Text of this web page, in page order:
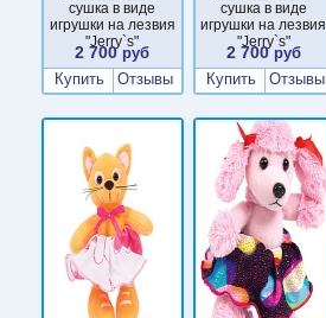
сушка в виде
игрушки на лезвия
"Jerry`s"
2 700руб
Купить
Отзывы
сушка в виде
игрушки на лезвия
"Jerry`s"
2 700руб
Купить
Отзывы